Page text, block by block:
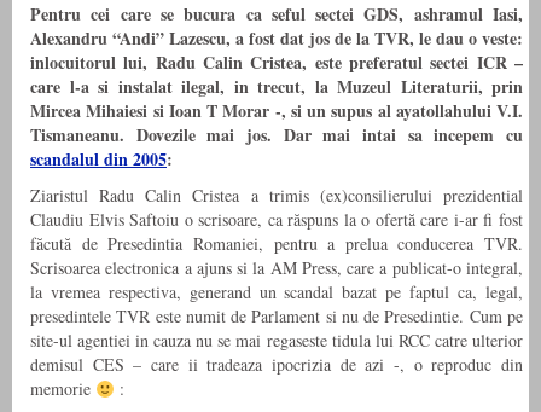
Pentru cei care se bucura ca seful sectei GDS, ashramul Iasi,
Alexandru “Andi” Lazescu, a fost dat jos de la TVR, le dau o veste:
inlocuitorul lui, Radu Calin Cristea, este preferatul sectei ICR –
care l-a si instalat ilegal, in trecut, la Muzeul Literaturii, prin
Mircea Mihaiesi si Ioan T Morar -, si un supus al ayatollahului V.I.
Tismaneanu. Dovezile mai jos. Dar mai intai sa incepem cu
scandalul din 2005:
Ziaristul Radu Calin Cristea a trimis (ex)consilierului prezidential
Claudiu Elvis Saftoiu o scrisoare, ca răspuns la o ofertă care i-ar fi fost
făcută de Presedintia Romaniei, pentru a prelua conducerea TVR.
Scrisoarea electronica a ajuns si la AM Press, care a publicat-o integral,
la vremea respectiva, generand un scandal bazat pe faptul ca, legal,
presedintele TVR este numit de Parlament si nu de Presedintie. Cum pe
site-ul agentiei in cauza nu se mai regaseste tidula lui RCC catre ulterior
demisul CES – care ii tradeaza ipocrizia de azi -, o reproduc din
memorie
: